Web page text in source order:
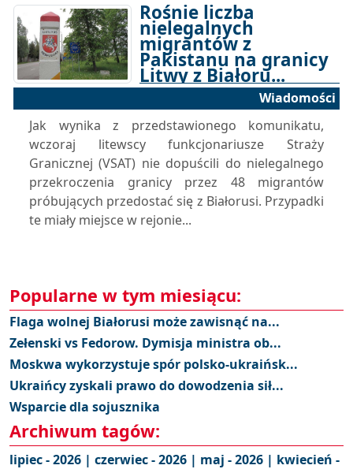
Rośnie liczba
nielegalnych
migrantów z
Pakistanu na granicy
Litwy z Białoru...
Wiadomości
Jak wynika z przedstawionego komunikatu,
wczoraj litewscy funkcjonariusze Straży
Granicznej (VSAT) nie dopuścili do nielegalnego
przekroczenia granicy przez 48 migrantów
próbujących przedostać się z Białorusi. Przypadki
te miały miejsce w rejonie...
Popularne w tym miesiącu:
Flaga wolnej Białorusi może zawisnąć na...
Zełenski vs Fedorow. Dymisja ministra ob...
Moskwa wykorzystuje spór polsko-ukraińsk...
Ukraińcy zyskali prawo do dowodzenia sił...
Wsparcie dla sojusznika
Archiwum tagów:
lipiec - 2026 | czerwiec - 2026 | maj - 2026 | kwiecień -